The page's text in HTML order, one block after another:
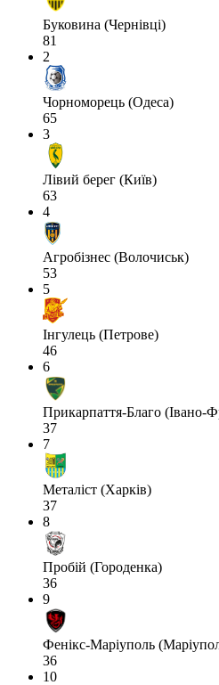
Буковина (Чернівці)
81
2
Чорноморець (Одеса)
65
3
Лівий берег (Київ)
63
4
Агробізнес (Волочиськ)
53
5
Інгулець (Петрове)
46
6
Прикарпаття-Благо (Івано-
37
7
Металіст (Харків)
37
8
Пробій (Городенка)
36
9
Фенікс-Маріуполь
36
10